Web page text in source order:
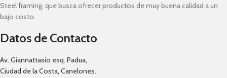
Steel framing, que busca ofrecer productos de muy buena calidad a un
bajo costo.
Datos de Contacto
Av. Giannattasio esq. Padua,
Ciudad de la Costa, Canelones.